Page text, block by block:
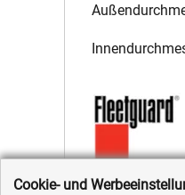
Hersteller:
Cookie- und